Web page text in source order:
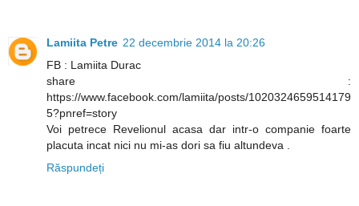
Lamiita Petre 22 decembrie 2014 la 20:26
FB : Lamiita Durac
share :
https://www.facebook.com/lamiita/posts/1020324659514179
5?pnref=story
Voi petrece Revelionul acasa dar intr-o companie foarte
placuta incat nici nu mi-as dori sa fiu altundeva .
Răspundeți